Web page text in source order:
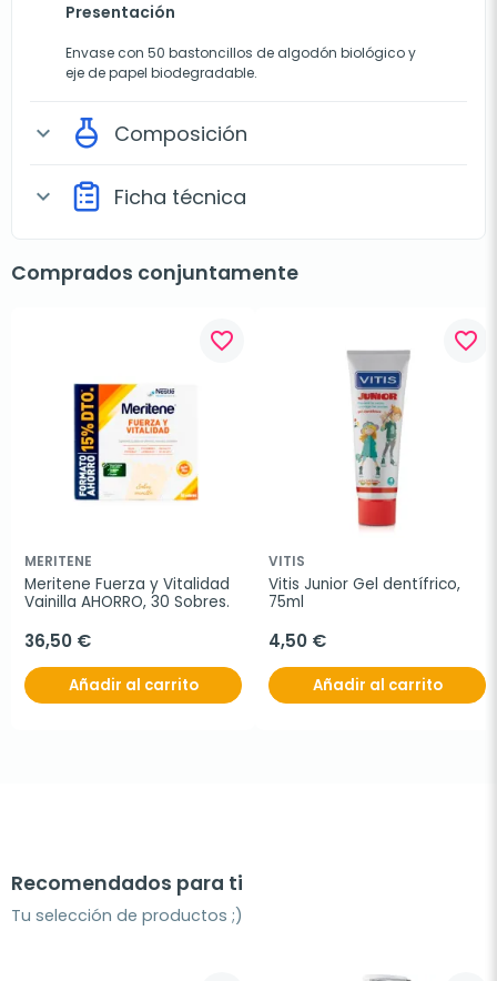
Presentación
Envase con 50 bastoncillos de algodón biológico y
eje de papel biodegradable.
expand_more Composición
expand_more Ficha técnica
Comprados conjuntamente
favorite_border
MERITENE
Meritene Fuerza y Vitalidad
Vainilla AHORRO, 30 Sobres.
36,50 €
Añadir al carrito
favorite_border
VITIS
Vitis Junior Gel dentífrico,
75ml
4,50 €
Añadir al carrito
Recomendados para ti
Tu selección de productos ;)